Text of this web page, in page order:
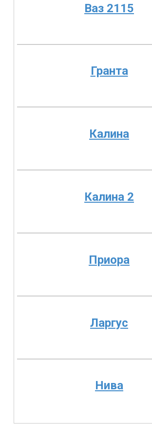
Ваз 2115
Гранта
Калина
Калина 2
Приора
Ларгус
Нива